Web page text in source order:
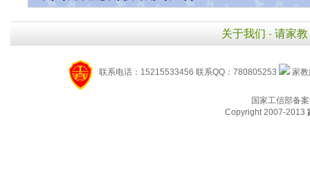
关于我们 - 请家教
联系电话：15215533456 联系QQ：780805253 家
国家工信部备
Copyright 2007-2013